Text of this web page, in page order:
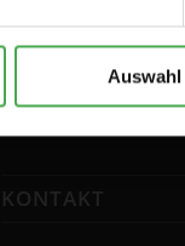
Auswahl
KONTAKT